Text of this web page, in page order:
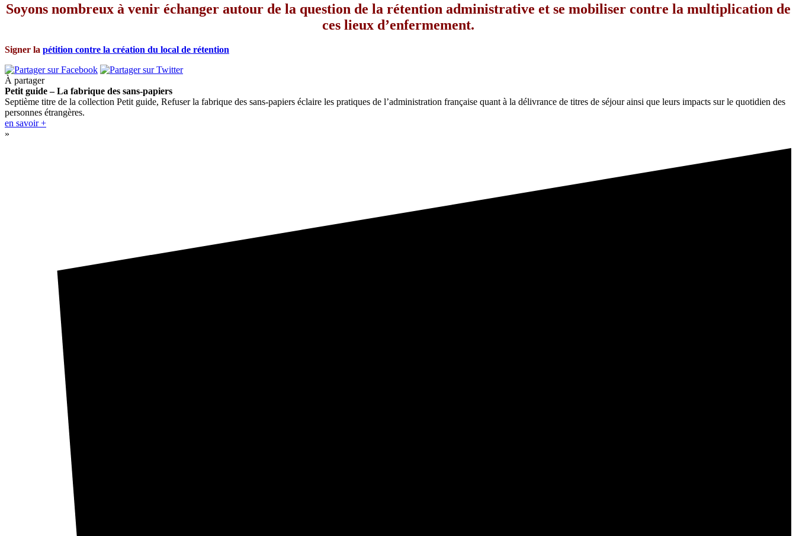
Soyons nombreux à venir échanger autour de la question de la rétention administrative et se mobiliser contre la multiplication de
ces lieux d’enfermement.
Signer la pétition contre la création du local de rétention
À partager
Petit guide – La fabrique des sans-papiers
Septième titre de la collection Petit guide, Refuser la fabrique des sans-papiers éclaire les pratiques de l’administration française quant à la délivrance de titres de séjour ainsi que leurs impacts sur le quotidien des
personnes étrangères.
en savoir +
»